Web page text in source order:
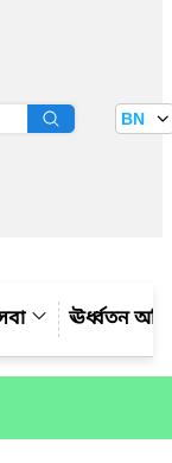
BN
ঊর্ধ্বতন